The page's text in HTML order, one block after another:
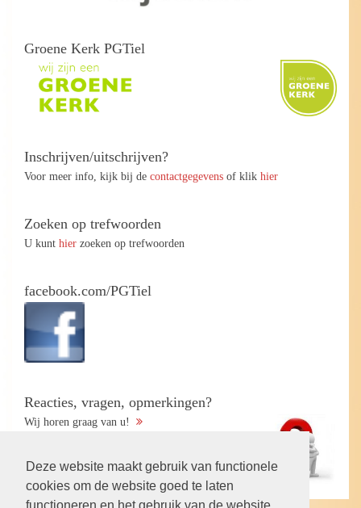
Deze website maakt gebruik van functionele
cookies om de website goed te laten
functioneren en het gebruik van de website
Groene Kerk PGTiel
Inschrijven/uitschrijven?
Voor meer info, kijk bij de contactgegevens of klik hier
Zoeken op trefwoorden
U kunt hier zoeken op trefwoorden
facebook.com/PGTiel
Reacties, vragen, opmerkingen?
Wij horen graag van u!